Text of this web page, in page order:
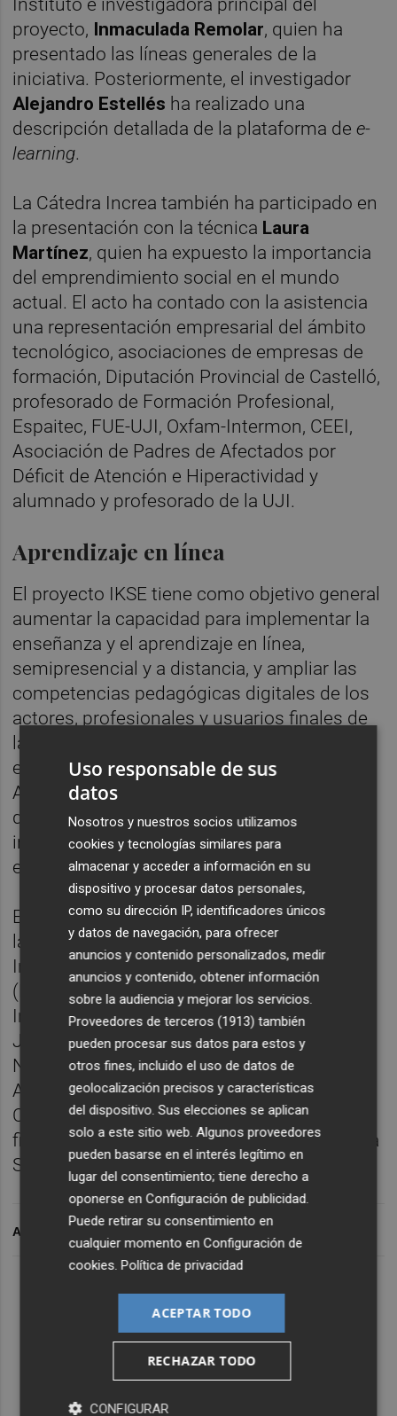
proyecto, Inmaculada Remolar, quien ha
presentado las líneas generales de la
iniciativa. Posteriormente, el investigador
Alejandro Estellés ha realizado una
descripción detallada de la plataforma dee-
learning.
La Cátedra Increa también ha participado en
la presentación con la técnica Laura
Martínez, quien ha expuesto la importancia
del emprendimiento social en el mundo
actual. El acto ha contado con la asistencia
una representación empresarial del ámbito
tecnológico, asociaciones de empresas de
formación, Diputación Provincial de Castelló,
profesorado de Formación Profesional,
Espaitec, FUE-UJI, Oxfam-Intermon, CEEI,
Asociación de Padres de Afectados por
Déficit de Atención e Hiperactividad y
alumnado y profesorado de la UJI.
Aprendizaje en línea
El proyecto IKSE tiene como objetivo general
aumentar la capacidad para implementar la
enseñanza y el aprendizaje en línea,
semipresencial y a distancia, y ampliar las
competencias pedagógicas digitales de los
actores, profesionales y usuarios finales de
la formación profesional para ofrecer una
educación digital inclusiva y de alta calidad.
Además, se apoya en el uso de contenido
digital de alta calidad, recursos en línea
innovadores y herramientas de
emprendimiento social.
El consorcio del proyecto está formado por
la InnoGrowth-Asociación Europea para la
Innovación y el Crecimiento-Socio Líder
(Bulgaria); Aris-Centro de Formación e
Investigación Profesional (Italia); Universitat
Jaume I de Castelló (España); Dirección
Nacional de Educación de Ankara (Turquía);
Agencia Nacional de Microcrédito (Italia);
Centro VET Búlgaro-Alemán (Bulgaria) y,
finalmente, el Ministerio de Trabajo y Política
Social de Bulgaria comoassociated partner
ARCHIVADO EN
Uso responsable de sus
datos
Nosotros y nuestros socios utilizamos
cookies y tecnologías similares para
almacenar y acceder a información en su
dispositivo y procesar datos personales,
como su dirección IP, identificadores únicos
y datos de navegación, para ofrecer
anuncios y contenido personalizados, medir
anuncios y contenido, obtener información
sobre la audiencia y mejorar los servicios.
Proveedores de terceros (1913) también
pueden procesar sus datos para estos y
otros fines, incluido el uso de datos de
geolocalización precisos y características
del dispositivo. Sus elecciones se aplican
solo a este sitio web. Algunos proveedores
pueden basarse en el interés legítimo en
lugar del consentimiento; tiene derecho a
oponerse enConfiguración de publicidad.
Puede retirar su consentimiento en
cualquier momento enConfiguración de
cookies.Política de privacidad
ACEPTAR TODO
RECHAZAR TODO
CONFIGURAR